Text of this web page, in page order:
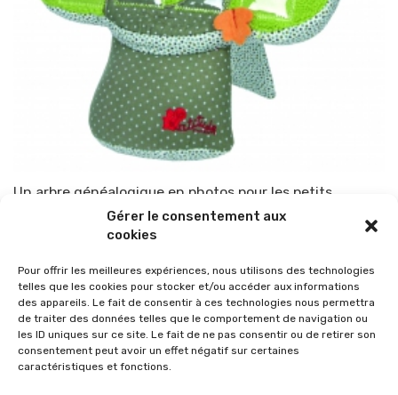
Gérer le consentement aux
cookies
Pour offrir les meilleures expériences, nous utilisons des technologies
telles que les cookies pour stocker et/ou accéder aux informations
des appareils. Le fait de consentir à ces technologies nous permettra
de traiter des données telles que le comportement de navigation ou
les ID uniques sur ce site. Le fait de ne pas consentir ou de retirer son
consentement peut avoir un effet négatif sur certaines
caractéristiques et fonctions.
Un arbre généalogique en photos pour les petits
TOP-PARENTS 28 août 2012